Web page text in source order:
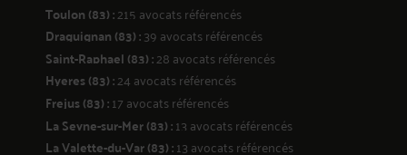
Toulon (83) :215 avocats référencés
Draguignan (83) :39 avocats référencés
Saint-Raphael (83) :28 avocats référencés
Hyeres (83) :24 avocats référencés
Frejus (83) :17 avocats référencés
La Seyne-sur-Mer (83) :13 avocats référencés
La Valette-du-Var (83) :13 avocats référencés